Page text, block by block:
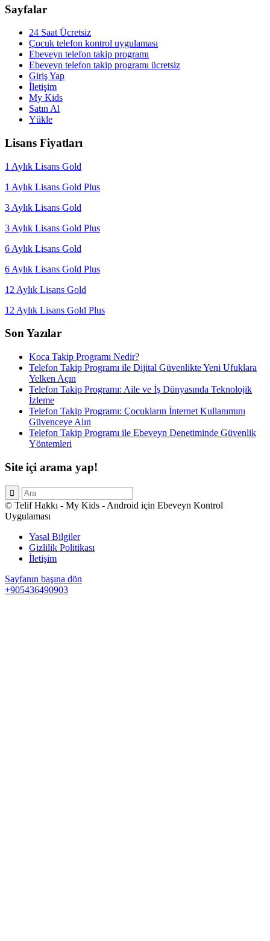
Sayfalar
24 Saat Ücretsiz
Çocuk telefon kontrol uygulaması
Ebeveyn telefon takip programı
Ebeveyn telefon takip programı ücretsiz
Giriş Yap
İletişim
My Kids
Satın Al
Yükle
Lisans Fiyatları
1 Aylık Lisans Gold
1 Aylık Lisans Gold Plus
3 Aylık Lisans Gold
3 Aylık Lisans Gold Plus
6 Aylık Lisans Gold
6 Aylık Lisans Gold Plus
12 Aylık Lisans Gold
12 Aylık Lisans Gold Plus
Son Yazılar
Koca Takip Programı Nedir?
Telefon Takip Programı ile Dijital Güvenlikte Yeni Ufuklara
Yelken Açın
Telefon Takip Programı: Aile ve İş Dünyasında Teknolojik
İzleme
Telefon Takip Programı: Çocukların İnternet Kullanımını
Güvenceye Alın
Telefon Takip Programı ile Ebeveyn Denetiminde Güvenlik
Yöntemleri
Site içi arama yap!
© Telif Hakkı - My Kids - Android için Ebeveyn Kontrol
Uygulaması
Yasal Bilgiler
Gizlilik Politikası
İletişim
Sayfanın başına dön
+905436490903